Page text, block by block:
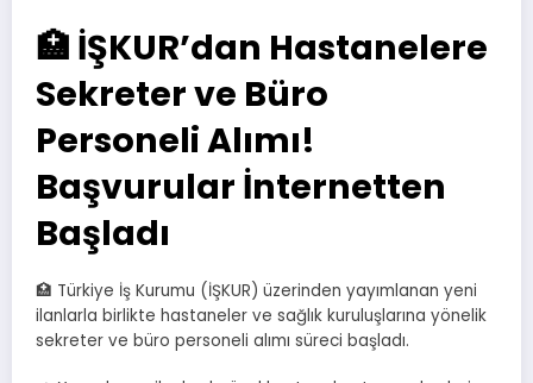
🏥 İŞKUR’dan Hastanelere
Sekreter ve Büro
Personeli Alımı!
Başvurular İnternetten
Başladı
🏥 Türkiye İş Kurumu (İŞKUR) üzerinden yayımlanan yeni
ilanlarla birlikte hastaneler ve sağlık kuruluşlarına yönelik
sekreter ve büro personeli alımı süreci başladı.